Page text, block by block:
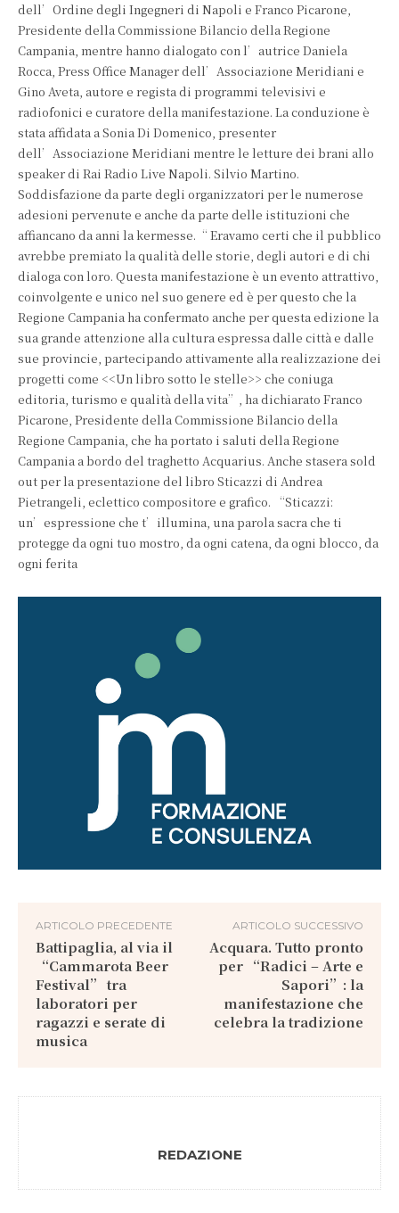
dell’Ordine degli Ingegneri di Napoli e Franco Picarone,
Presidente della Commissione Bilancio della Regione
Campania, mentre hanno dialogato con l’autrice Daniela
Rocca, Press Office Manager dell’Associazione Meridiani e
Gino Aveta, autore e regista di programmi televisivi e
radiofonici e curatore della manifestazione. La conduzione è
stata affidata a Sonia Di Domenico, presenter
dell’Associazione Meridiani mentre le letture dei brani allo
speaker di Rai Radio Live Napoli. Silvio Martino.
Soddisfazione da parte degli organizzatori per le numerose
adesioni pervenute e anche da parte delle istituzioni che
affiancano da anni la kermesse.“ Eravamo certi che il pubblico
avrebbe premiato la qualità delle storie, degli autori e di chi
dialoga con loro. Questa manifestazione è un evento attrattivo,
coinvolgente e unico nel suo genere ed è per questo che la
Regione Campania ha confermato anche per questa edizione la
sua grande attenzione alla cultura espressa dalle città e dalle
sue provincie, partecipando attivamente alla realizzazione dei
progetti come <<Un libro sotto le stelle>> che coniuga
editoria, turismo e qualità della vita”, ha dichiarato Franco
Picarone, Presidente della Commissione Bilancio della
Regione Campania, che ha portato i saluti della Regione
Campania a bordo del traghetto Acquarius. Anche stasera sold
out per la presentazione del libro Sticazzi di Andrea
Pietrangeli, eclettico compositore e grafico. “Sticazzi:
un’espressione che t’illumina, una parola sacra che ti
protegge da ogni tuo mostro, da ogni catena, da ogni blocco, da
ogni ferita
ARTICOLO PRECEDENTE
Battipaglia, al via il
“Cammarota Beer
Festival” tra
laboratori per
ragazzi e serate di
musica
ARTICOLO SUCCESSIVO
Acquara. Tutto pronto
per “Radici – Arte e
Sapori”: la
manifestazione che
celebra la tradizione
REDAZIONE